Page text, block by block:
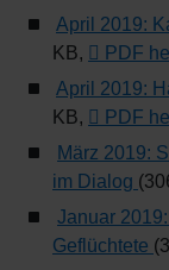
April 2019:
KB,
PDF
April 2019:
KB,
PDF
März 2019:
im Dialog
Januar
Geflüchtete